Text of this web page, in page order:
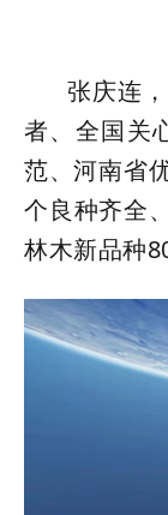
张庆连，
者、全国关
范、河南省
个良种齐全
林木新品种